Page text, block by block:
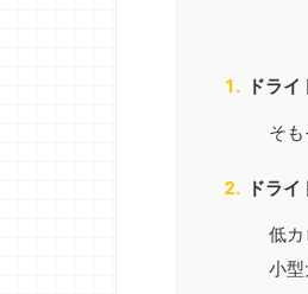
ドラ
そ
ドラ
低
小